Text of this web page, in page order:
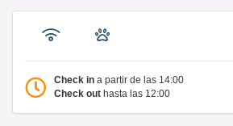
Check in a partir de las 14:00
Check out hasta las 12:00